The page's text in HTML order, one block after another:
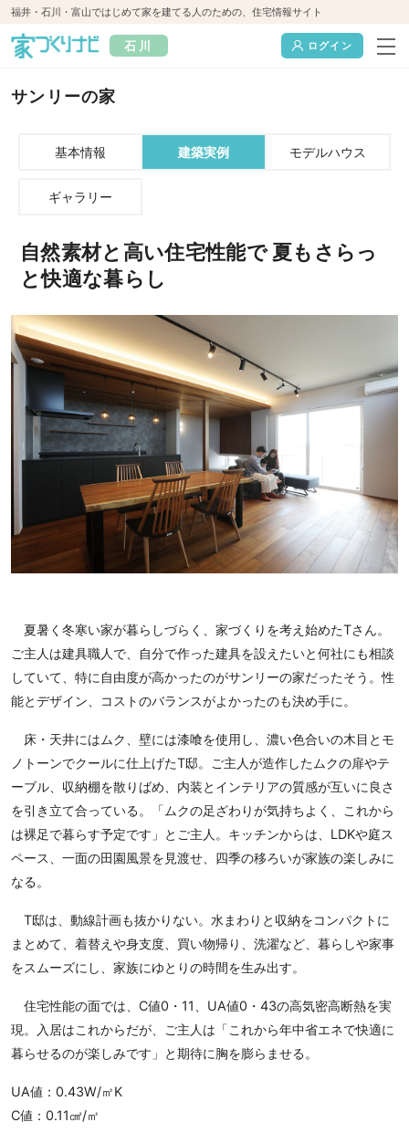
福井・石川・富山ではじめて家を建てる人のための、住宅情報サイト
石川 ログイン
サンリーの家
基本情報 建築実例 モデルハウス
ギャラリー
自然素材と高い住宅性能で 夏もさらっ
と快適な暮らし
夏暑く冬寒い家が暮らしづらく、家づくりを考え始めたTさん。
ご主人は建具職人で、自分で作った建具を設えたいと何社にも相談
していて、特に自由度が高かったのがサンリーの家だったそう。性
能とデザイン、コストのバランスがよかったのも決め手に。
床・天井にはムク、壁には漆喰を使用し、濃い色合いの木目とモ
ノトーンでクールに仕上げたT邸。ご主人が造作したムクの扉やテ
ーブル、収納棚を散りばめ、内装とインテリアの質感が互いに良さ
を引き立て合っている。「ムクの足ざわりが気持ちよく、これから
は裸足で暮らす予定です」とご主人。キッチンからは、LDKや庭ス
ペース、一面の田園風景を見渡せ、四季の移ろいが家族の楽しみに
なる。
T邸は、動線計画も抜かりない。水まわりと収納をコンパクトに
まとめて、着替えや身支度、買い物帰り、洗濯など、暮らしや家事
をスムーズにし、家族にゆとりの時間を生み出す。
住宅性能の面では、C値0・11、UA値0・43の高気密高断熱を実
現。入居はこれからだが、ご主人は「これから年中省エネで快適に
暮らせるのが楽しみです」と期待に胸を膨らませる。
UA値：0.43W/㎡K
C値：0.11㎠/㎡